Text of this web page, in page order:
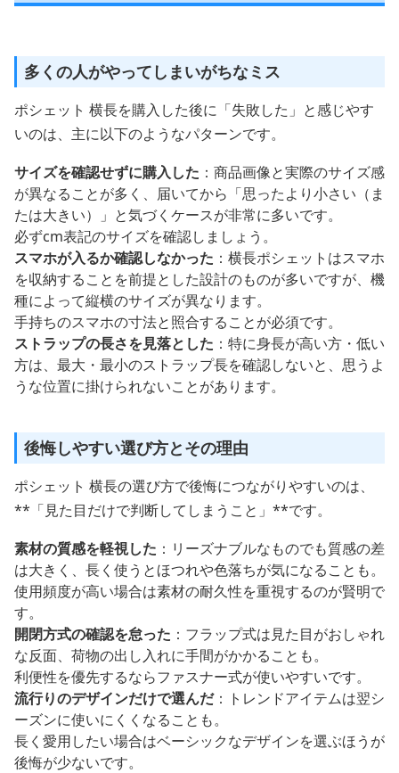
多くの人がやってしまいがちなミス
ポシェット 横長を購入した後に「失敗した」と感じやす
いのは、主に以下のようなパターンです。
サイズを確認せずに購入した ：商品画像と実際のサイズ感
が異なることが多く、届いてから「思ったより小さい（ま
たは大きい）」と気づくケースが非常に多いです。
必ずcm表記のサイズを確認しましょう。
スマホが入るか確認しなかった ：横長ポシェットはスマホ
を収納することを前提とした設計のものが多いですが、機
種によって縦横のサイズが異なります。
手持ちのスマホの寸法と照合することが必須です。
ストラップの長さを見落とした ：特に身長が高い方・低い
方は、最大・最小のストラップ長を確認しないと、思うよ
うな位置に掛けられないことがあります。
後悔しやすい選び方とその理由
ポシェット 横長の選び方で後悔につながりやすいのは、
**「見た目だけで判断してしまうこと」**です。
素材の質感を軽視した ：リーズナブルなものでも質感の差
は大きく、長く使うとほつれや色落ちが気になることも。
使用頻度が高い場合は素材の耐久性を重視するのが賢明で
す。
開閉方式の確認を怠った ：フラップ式は見た目がおしゃれ
な反面、荷物の出し入れに手間がかかることも。
利便性を優先するならファスナー式が使いやすいです。
流行りのデザインだけで選んだ：トレンドアイテムは翌シ
ーズンに使いにくくなることも。
長く愛用したい場合はベーシックなデザインを選ぶほうが
後悔が少ないです。